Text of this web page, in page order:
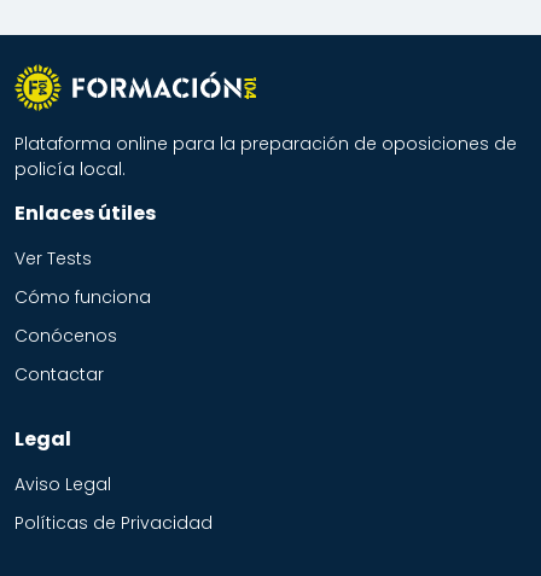
Plataforma online para la preparación de oposiciones de
policía local.
Enlaces útiles
Ver Tests
Cómo funciona
Conócenos
Contactar
Legal
Aviso Legal
Políticas de Privacidad